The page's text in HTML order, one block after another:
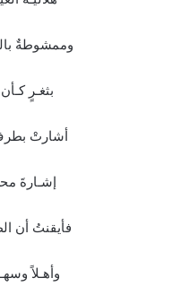
وممشوطةٌ
بثغـرٍ
أشارتْ بطرفِ
إشـارةَ
فأيقنتُ أن
وأهـلاً